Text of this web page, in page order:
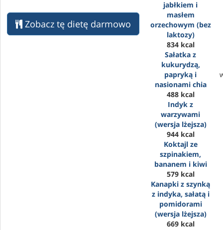
Zobacz tę dietę darmowo
jabłkiem i
masłem
orzechowym (bez
laktozy)
834 kcal
Sałatka z
kukurydzą,
papryką i
nasionami chia
488 kcal
Indyk z
warzywami
(wersja lżejsza)
944 kcal
Koktajl ze
szpinakiem,
bananem i kiwi
579 kcal
Kanapki z szynką
z indyka, sałatą i
pomidorami
(wersja lżejsza)
669 kcal